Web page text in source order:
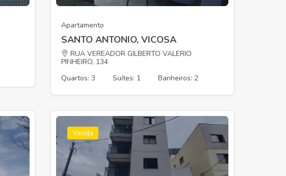
Apartamento
SANTO ANTONIO, VICOSA
RUA VEREADOR GILBERTO VALERIO
PINHEIRO, 134
Quartos: 3
Suítes: 1 Banheiros: 2
Venda